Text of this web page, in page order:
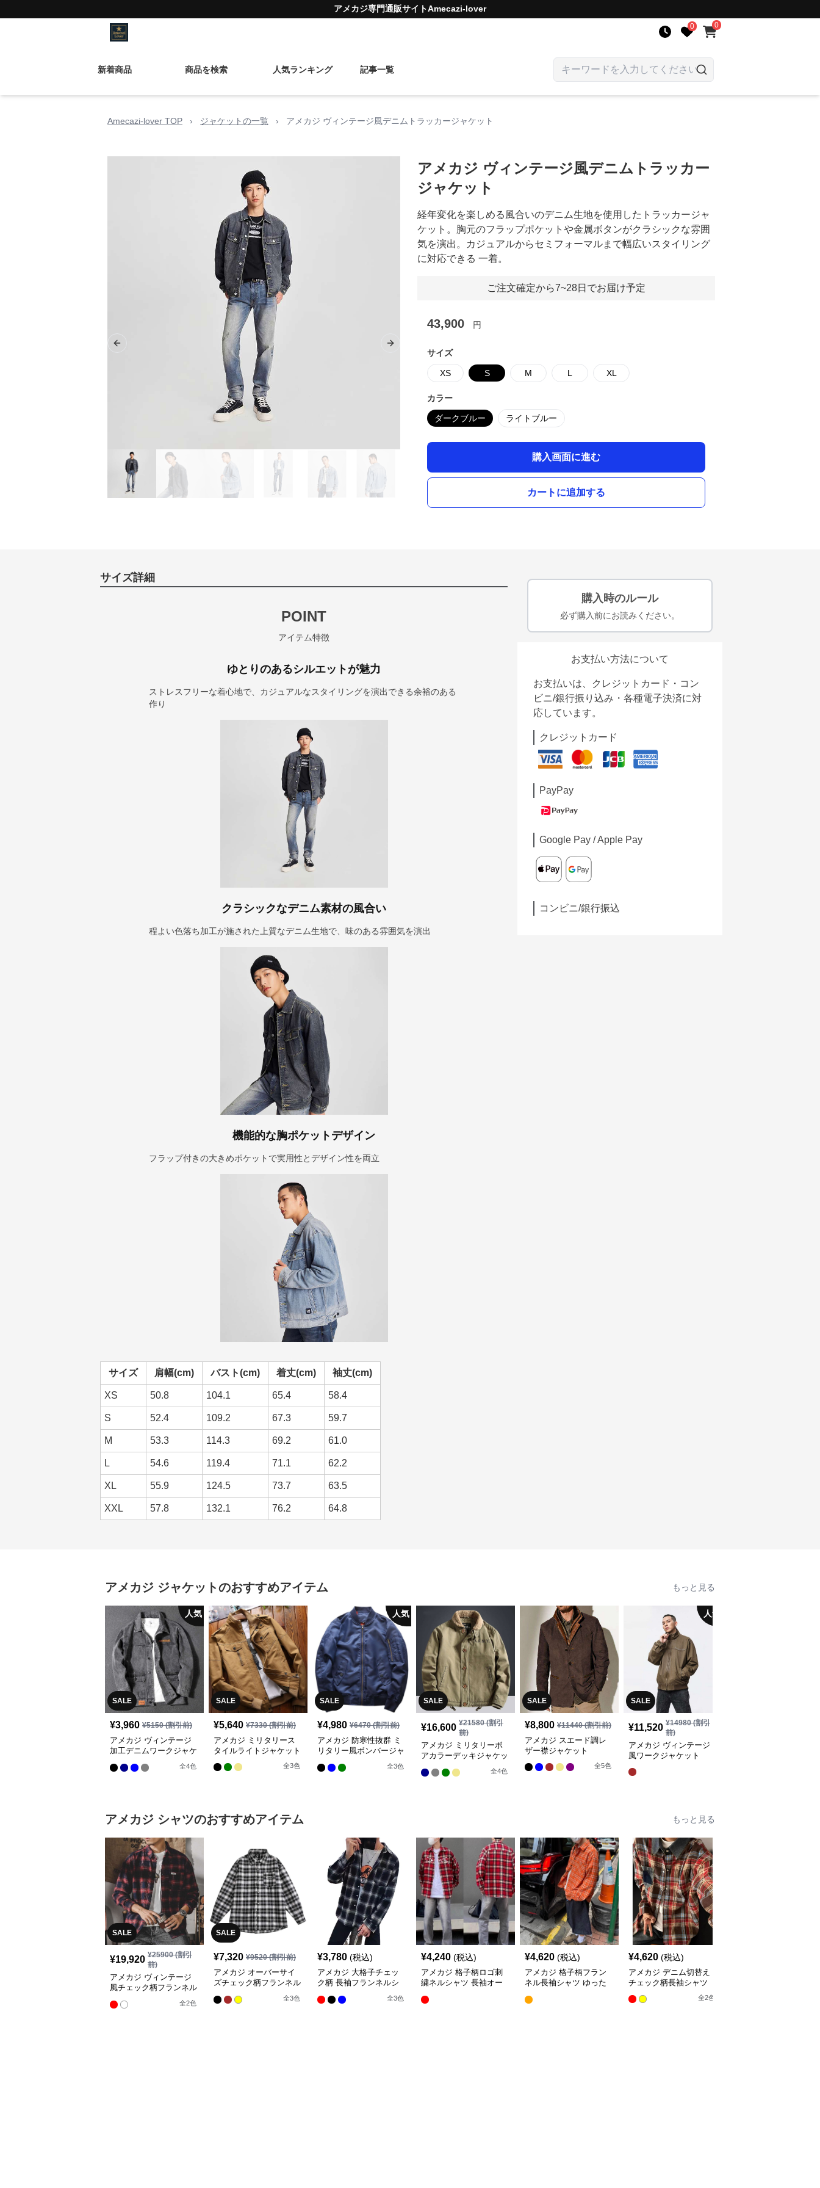
アメカジ専門通販サイトAmecazi-lover
0 0
新着商品 商品を検索 人気ランキング 記事一覧
Amecazi-lover TOP › ジャケットの一覧 › アメカジ ヴィンテージ風デニムトラッカージャケット
Previous slide Next slide
アメカジ ヴィンテージ風デニムトラッカー
ジャケット
経年変化を楽しめる風合いのデニム生地を使用したトラッカージャ
ケット。胸元のフラップポケットや金属ボタンがクラシックな雰囲
気を演出。カジュアルからセミフォーマルまで幅広いスタイリング
に対応できる 一着。
ご注文確定から7~28日でお届け予定
43,900 円
サイズ
XS S M L XL
カラー
ダークブルー ライトブルー
購入画面に進む
カートに追加する
サイズ詳細
POINT
アイテム特徴
ゆとりのあるシルエットが魅力
ストレスフリーな着心地で、カジュアルなスタイリングを演出できる余裕のある
作り
クラシックなデニム素材の風合い
程よい色落ち加工が施された上質なデニム生地で、味のある雰囲気を演出
機能的な胸ポケットデザイン
フラップ付きの大きめポケットで実用性とデザイン性を両立
サイズ 肩幅(cm) バスト(cm) 着丈(cm) 袖丈(cm)
XS 50.8 104.1 65.4 58.4
S 52.4 109.2 67.3 59.7
M 53.3 114.3 69.2 61.0
L 54.6 119.4 71.1 62.2
XL 55.9 124.5 73.7 63.5
XXL 57.8 132.1 76.2 64.8
購入時のルール
必ず購入前にお読みください。
お支払い方法について
お支払いは、クレジットカード・コン
ビニ/銀行振り込み・各種電子決済に対
応しています。
クレジットカード
PayPay
Google Pay / Apple Pay
コンビニ/銀行振込
アメカジ ジャケットのおすすめアイテム もっと見る
SALE
人気
¥3,960 ¥5150(割引前)
アメカジ ヴィンテージ
加工デニムワークジャケ
全4色
SALE
¥5,640 ¥7330(割引前)
アメカジ ミリタリース
タイルライトジャケット
全3色
SALE
人気
¥4,980 ¥6470(割引前)
アメカジ 防寒性抜群 ミ
リタリー風ボンバージャ
全3色
SALE
¥16,600 ¥21580(割引
前)
アメカジ ミリタリーボ
アカラーデッキジャケッ
全4色
SALE
¥8,800 ¥11440(割引前)
アメカジ スエード調レ
ザー襟ジャケット
全5色
SALE
人気
¥11,520 ¥14980(割引
前)
アメカジ ヴィンテージ
風ワークジャケット
アメカジ シャツのおすすめアイテム もっと見る
SALE
¥19,920 ¥25900(割引
前)
アメカジ ヴィンテージ
風チェック柄フランネル
全2色
SALE
¥7,320 ¥9520(割引前)
アメカジ オーバーサイ
ズチェック柄フランネル
全3色
¥3,780 (税込)
アメカジ 大格子チェッ
ク柄 長袖フランネルシ
全3色
¥4,240 (税込)
アメカジ 格子柄ロゴ刺
繍ネルシャツ 長袖オー
¥4,620 (税込)
アメカジ 格子柄フラン
ネル長袖シャツ ゆった
¥4,620 (税込)
アメカジ デニム切替え
チェック柄長袖シャツ
全2色